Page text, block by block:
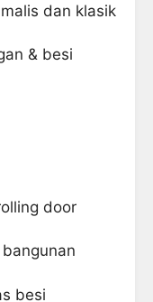
dan klasik
& besi
door
besi